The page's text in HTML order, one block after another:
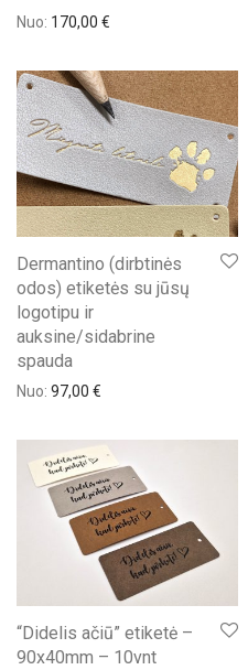
Nuo: 170,00 €
Dermantino (dirbtinės
odos) etiketės su jūsų
logotipu ir
auksine/sidabrine
spauda
Nuo: 97,00 €
“Didelis ačiū” etiketė –
90x40mm – 10vnt